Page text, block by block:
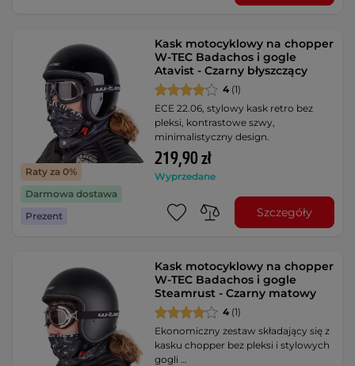
Raty za 0%
Darmowa dostawa
Prezent
Kask motocyklowy na chopper
W-TEC Badachos i gogle
Atavist - Czarny błyszczący
4 (1)
ECE 22.06, stylowy kask retro bez
pleksi, kontrastowe szwy,
minimalistyczny design.
219,90 zł
Wyprzedane
Szczegóły
Kask motocyklowy na chopper
W-TEC Badachos i gogle
Steamrust - Czarny matowy
4 (1)
Ekonomiczny zestaw składający się z
kasku chopper bez pleksi i stylowych
gogli …